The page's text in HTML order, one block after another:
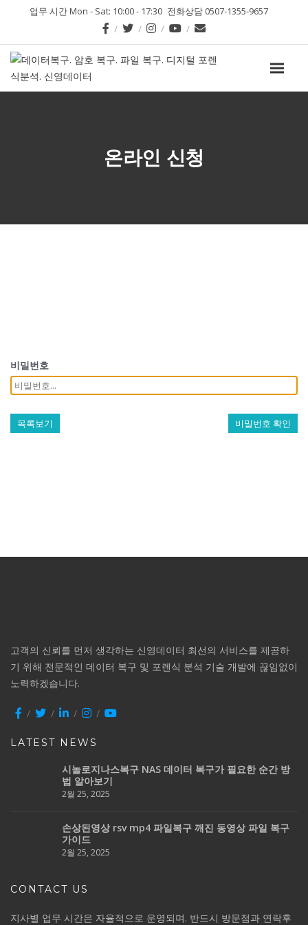
업무 시간 Mon - Sat: 10:00 - 17:30 전화상담 0507-1355-9657
온라인 신청
비밀번호
목록보기 비밀번호 확인
고객의 신뢰를 먼저 생각하는 신영데이터 최선의 서비스를 제공하
기 위해 전문적인 데이터 복구 및 포렌식 분석 기술 개발에 끊임없이
노력하겠습니다.
LATEST NEWS
시놀로지나스복구 NAS 데이터 복구가 필요한 순간 방
법 알아보기
2월 25, 2025
손상된영상 rsv mp4 파일복구 깨진 동영상 파일 복구
가이드
2월 25, 2025
CONTACT US
지사별 업무 시간은 자율적으로 운영되며. 반드시 방문점과 연락후